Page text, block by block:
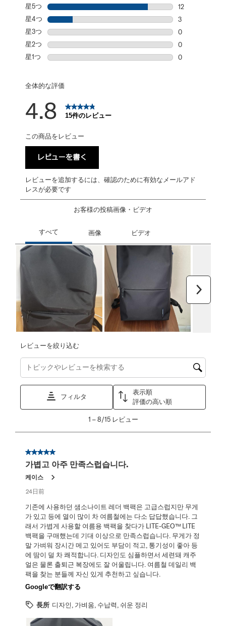
星5つ 星
12
星4つ 星
3
星3つ 星
0
星2つ 星
0
星1つ
0
全体的な評価
4.8 15件のレビュー
この商品をレビュー
レビューを書く
レビューを追加するには、確認のために有効なメールアド
レスが必要です
お客様の投稿画像・ビデオ
レビューを絞り込む
トピックやレビュー検索地域を検索する
フィルタ
表示順
評価の高い順
ら
8/15
ー。
1 – 8/15 レビュー
星5／5個です。
가볍고 아주 만족스럽습니다.
케이스
24日前
기존에 사용하던 샘소나이트 레더 백팩은 고급스럽지만 무게
가 있고 등에 열이 많이 차 여름철에는 다소 답답했습니다. 그
래서 가볍게 사용할 여름용 백팩을 찾다가 LITE-GEO™ LITE
백팩을 구매했는데 기대 이상으로 만족스럽습니다. 무게가 정
말 가벼워 장시간 메고 있어도 부담이 적고, 통기성이 좋아 등
에 땀이 덜 차 쾌적합니다. 디자인도 심플하면서 세련돼 캐주
얼은 물론 출퇴근 복장에도 잘 어울립니다. 여름철 데일리 백
팩을 찾는 분들께 자신 있게 추천하고 싶습니다.
Googleで翻訳する
長所 디자인, 가벼움, 수납력, 쉬운 정리